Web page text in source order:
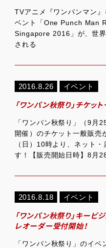
TVアニメ『ワンパンマン
ベント「One Punch Man
Singapore 2016」が、世
される
2016.8.26 イベント
「ワンパン秋祭り」チケッ
「ワンパン秋祭り」（9月
開催）のチケット一般販
（日）10時より、ネット
す！【販売開始日時】8月
2016.8.18 イベント
「ワンパン秋祭り」キービ
レオーダー受付開始！
「ワンパン秋祭り」のイ